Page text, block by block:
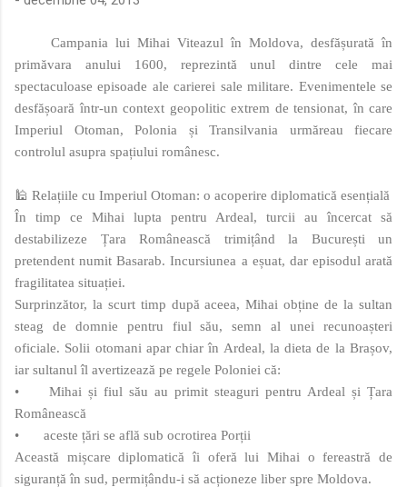
Campania lui Mihai Viteazul în Moldova, desfășurată în
primăvara anului 1600, reprezintă unul dintre cele mai
spectaculoase episoade ale carierei sale militare. Evenimentele se
desfășoară într-un context geopolitic extrem de tensionat, în care
Imperiul Otoman, Polonia și Transilvania urmăreau fiecare
controlul asupra spațiului românesc.
🕌 Relațiile cu Imperiul Otoman: o acoperire diplomatică esențială
În timp ce Mihai lupta pentru Ardeal, turcii au încercat să
destabilizeze Țara Românească trimițând la București un
pretendent numit Basarab. Incursiunea a eșuat, dar episodul arată
fragilitatea situației.
Surprinzător, la scurt timp după aceea, Mihai obține de la sultan
steag de domnie pentru fiul său, semn al unei recunoașteri
oficiale. Solii otomani apar chiar în Ardeal, la dieta de la Brașov,
iar sultanul îl avertizează pe regele Poloniei că:
•
Mihai și fiul său au primit steaguri pentru Ardeal și Țara
Românească
•
aceste țări se află sub ocrotirea Porții
Această mișcare diplomatică îi oferă lui Mihai o fereastră de
siguranță în sud, permițându-i să acționeze liber spre Moldova.